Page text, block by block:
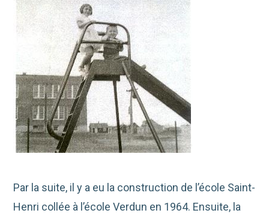
Par la suite, il y a eu la construction de l’école Saint-
Henri collée à l’école Verdun en 1964. Ensuite, la